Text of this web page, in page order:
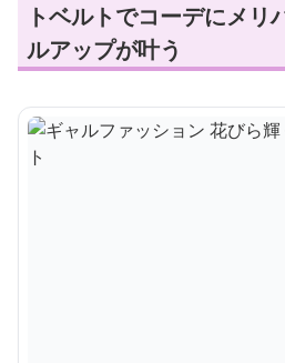
トベルトでコーデにメリ
ルアップが叶う